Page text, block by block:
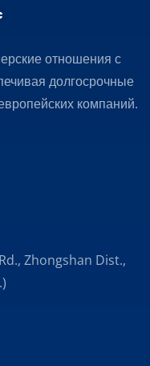
отношения с
долгосрочные
компаний.
Zhongshan Dist.,